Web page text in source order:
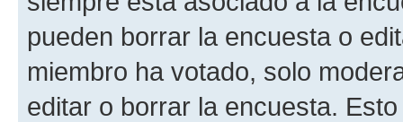
pueden borrar la encuesta o
miembro ha votado, solo
editar o borrar la encuesta.